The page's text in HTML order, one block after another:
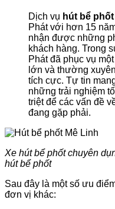
Dịch vụ hút bể
Phát với hơn 15
nhận được những
khách hàng. Trong
Phát đã phục vụ
lớn và thường
tích cực. Tự tin
những trải nghiệm
triệt để các vấn đề
đang gặp phải.
Xe hút bể phốt chuyên
hút bể phốt
Sau đây là một số ưu
đơn vị khác: